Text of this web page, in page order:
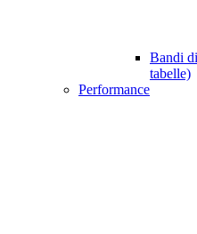
Bandi
tabelle)
Performance